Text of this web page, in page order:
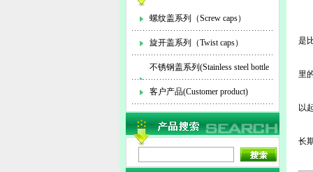
螺纹盖系列（Screw caps）
旋开盖系列（Twist caps）
不锈钢盖系列(Stainless steel bottle
cap)
客户产品(Customer product)
是
里
以
长